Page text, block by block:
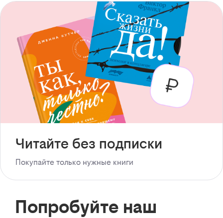
Читайте без подписки
Покупайте только нужные книги
Попробуйте наш